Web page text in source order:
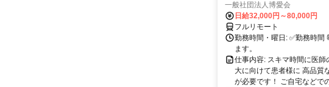
一般社団法人博愛会
日給32,000円～80,000円
フルリモート
勤務時間・曜日: ✅勤務時
ます。
仕事内容: スキマ時間に医
大に向けて患者様に 高品質
が必要です！ ご自宅などで